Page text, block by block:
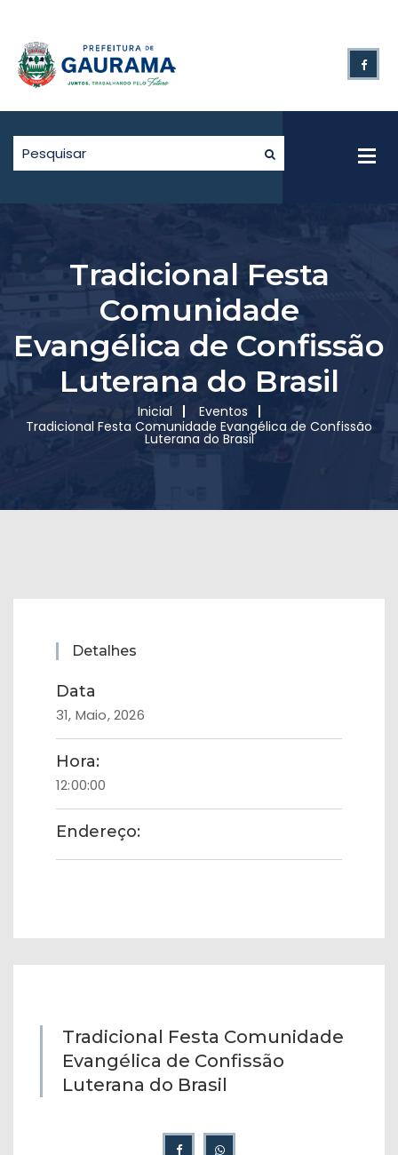
Tradicional Festa
Comunidade
Evangélica de Confissão
Luterana do Brasil
Inicial
Eventos
Tradicional Festa Comunidade Evangélica de Confissão
Luterana do Brasil
Detalhes
Data
31, Maio, 2026
Hora:
12:00:00
Endereço:
Tradicional Festa Comunidade
Evangélica de Confissão
Luterana do Brasil